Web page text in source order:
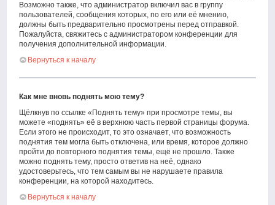
Возможно также, что администратор включил вас в группу
пользователей, сообщения которых, по его или её мнению,
должны быть предварительно просмотрены перед отправкой.
Пожалуйста, свяжитесь с администратором конференции для
получения дополнительной информации.
Вернуться к началу
Как мне вновь поднять мою тему?
Щёлкнув по ссылке «Поднять тему» при просмотре темы, вы
можете «поднять» её в верхнюю часть первой страницы форума.
Если этого не происходит, то это означает, что возможность
поднятия тем могла быть отключена, или время, которое должно
пройти до повторного поднятия темы, ещё не прошло. Также
можно поднять тему, просто ответив на неё, однако
удостоверьтесь, что тем самым вы не нарушаете правила
конференции, на которой находитесь.
Вернуться к началу